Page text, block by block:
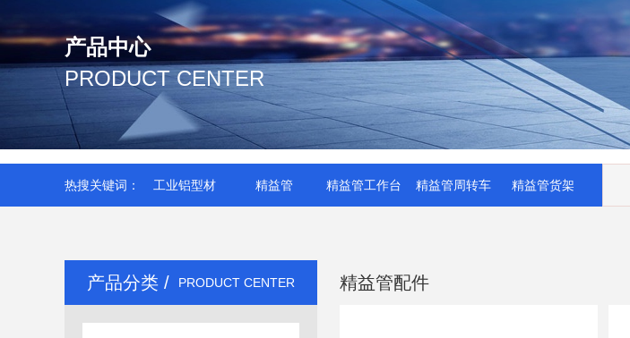
产品中心
PRODUCT CENTER
热搜关键词： 工业铝型材 精益管 精益管工作台 精益管周转车 精益管货架
产品分类 / PRODUCT CENTER 精益管配件